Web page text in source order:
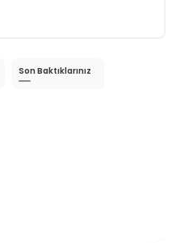
Son Baktıklarınız